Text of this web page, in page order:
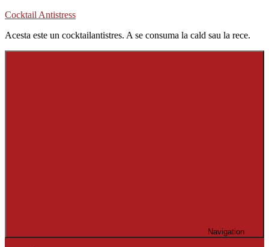
Skip
content
Cocktail Antistress
Acesta este un cocktailantistres. A se consuma la cald sau la rece.
Navigation